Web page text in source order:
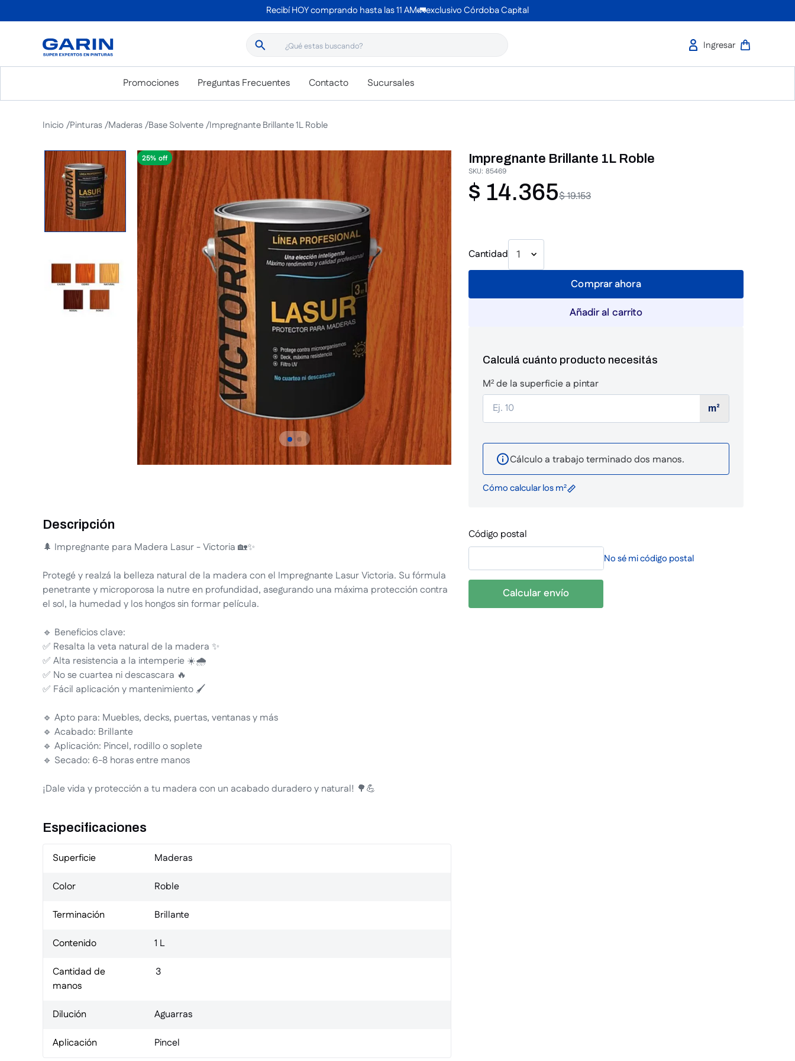
Recibí HOY comprando hasta las 11 AM🚛exclusivo Córdoba Capital
¿Qué estas buscando?
Promociones Preguntas Frecuentes Contacto Sucursales
Pinturas Maderas Base Solvente Impregnante Brillante 1L Roble
25%
Descripción
🌲 Impregnante para Madera Lasur - Victoria 🏡✨
Protegé y realzá la belleza natural de la madera con el Impregnante Lasur Victoria. Su fórmula
penetrante y microporosa la nutre en profundidad, asegurando una máxima protección contra
el sol, la humedad y los hongos sin formar película.
🔹 Beneficios clave:
✅ Resalta la veta natural de la madera ✨
✅ Alta resistencia a la intemperie ☀️🌧️
✅ No se cuartea ni descascara 🔥
✅ Fácil aplicación y mantenimiento 🖌️
🔹 Apto para: Muebles, decks, puertas, ventanas y más
🔹 Acabado: Brillante
🔹 Aplicación: Pincel, rodillo o soplete
🔹 Secado: 6-8 horas entre manos
¡Dale vida y protección a tu madera con un acabado duradero y natural! 🌳💪
Especificaciones
Superficie Maderas
Color Roble
Terminación Brillante
Contenido 1 L
Cantidad de
manos
3
Dilución Aguarras
Aplicación Pincel
Impregnante Brillante 1L Roble
SKU: 85469
$19.153
$ 14.365
Cantidad 1
Comprar ahora
Añadir al carrito
Calculá cuánto producto necesitás
M² de la superficie a pintar
m²
Cálculo a trabajo terminado dos manos.
Cómo calcular los m²
Código postal
No sé mi código postal
Calcular envío